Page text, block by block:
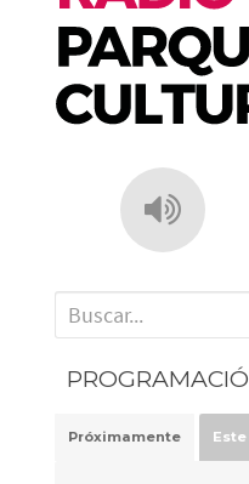
' . __('Search for:') . '
Próximamente Este